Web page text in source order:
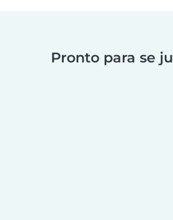
Pronto para se